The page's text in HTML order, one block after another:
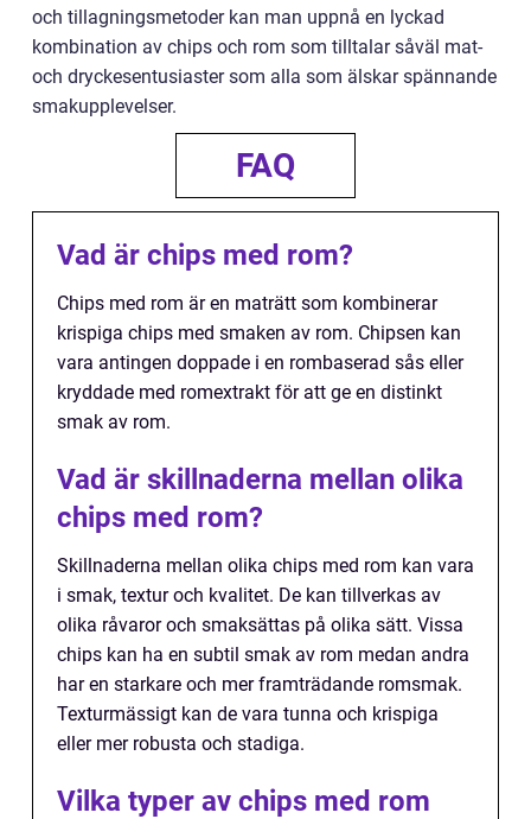
och tillagningsmetoder kan man uppnå en lyckad
kombination av chips och rom som tilltalar såväl mat-
och dryckesentusiaster som alla som älskar spännande
smakupplevelser.
FAQ
Vad är chips med rom?
Chips med rom är en maträtt som kombinerar
krispiga chips med smaken av rom. Chipsen kan
vara antingen doppade i en rombaserad sås eller
kryddade med romextrakt för att ge en distinkt
smak av rom.
Vad är skillnaderna mellan olika
chips med rom?
Skillnaderna mellan olika chips med rom kan vara
i smak, textur och kvalitet. De kan tillverkas av
olika råvaror och smaksättas på olika sätt. Vissa
chips kan ha en subtil smak av rom medan andra
har en starkare och mer framträdande romsmak.
Texturmässigt kan de vara tunna och krispiga
eller mer robusta och stadiga.
Vilka typer av chips med rom